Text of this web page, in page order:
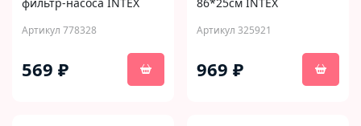
Артикул 778328
569 ₽
Артикул 325921
969 ₽